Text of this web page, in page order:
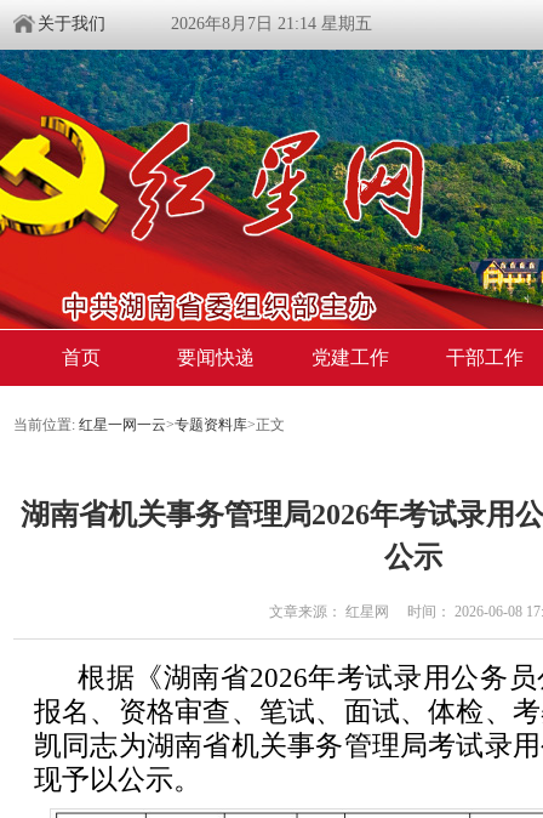
关于我们 2026年8月7日 21:14 星期五
首页 要闻快递 党建工作 干部工作
当前位置: 红星一网一云>专题资料库>正文
湖南省机关事务管理局2026年考试录用
公示
文章来源： 红星网 时间： 2026-06-08
根据《湖南省2026年考试录用公务
报名、资格审查、笔试、面试、体检、
凯同志为湖南省机关事务管理局考试录
现予以公示。